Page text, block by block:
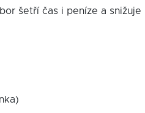
šetří čas i peníze a snižuje